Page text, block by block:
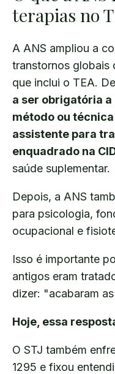
terapias no
A ANS ampliou a
transtornos globais
que inclui o TEA.
a ser obrigatória
método ou
assistente para
enquadrado na
saúde suplementar.
Depois, a ANS
para psicologia,
ocupacional e
Isso é importante
antigos eram
dizer: "acabaram
Hoje, essa
O STJ também
1295 e fixou